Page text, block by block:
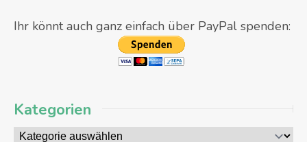
Ihr könnt auch ganz einfach über PayPal spenden:
Kategorien